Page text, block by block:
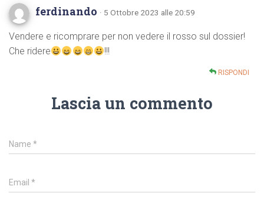
ferdinando · 5 Ottobre 2023 alle 20:59
Vendere e ricomprare per non vedere il rosso sul dossier!
Che ridere
!!!
RISPONDI
Lascia un commento
Name *
Email *